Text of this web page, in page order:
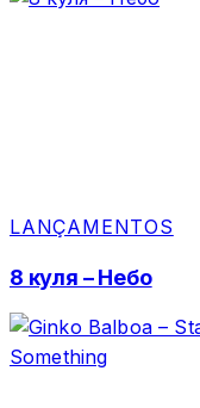
LANÇAMENTOS
8 куля – Небо